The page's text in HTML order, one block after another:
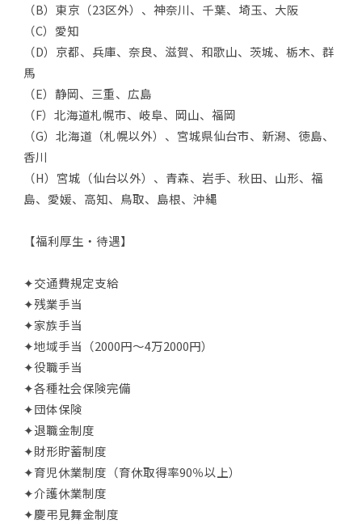
（B）東京（23区外）、神奈川、千葉、埼玉、大阪
（C）愛知
（D）京都、兵庫、奈良、滋賀、和歌山、茨城、栃木、群
馬
（E）静岡、三重、広島
（F）北海道札幌市、岐阜、岡山、福岡
（G）北海道（札幌以外）、宮城県仙台市、新潟、徳島、
香川
（H）宮城（仙台以外）、青森、岩手、秋田、山形、福
島、愛媛、高知、鳥取、島根、沖縄
【福利厚生・待遇】
✦交通費規定支給
✦残業手当
✦家族手当
✦地域手当（2000円～4万2000円）
✦役職手当
✦各種社会保険完備
✦団体保険
✦退職金制度
✦財形貯蓄制度
✦育児休業制度（育休取得率90％以上）
✦介護休業制度
✦慶弔見舞金制度